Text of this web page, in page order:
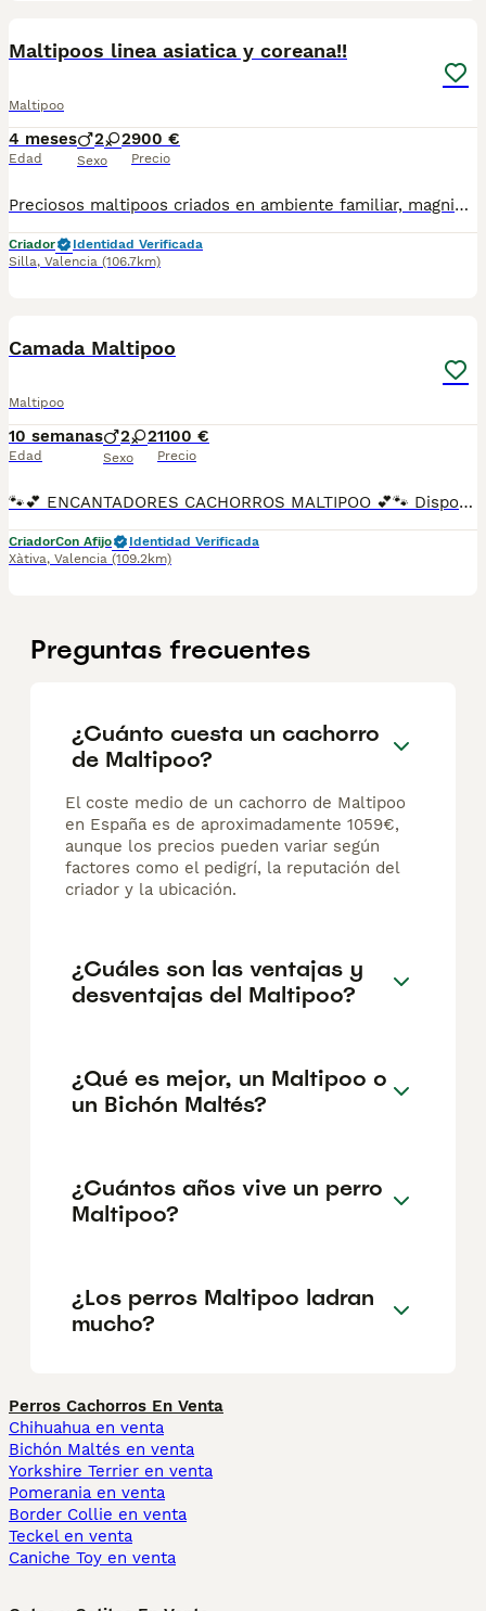
Maltipoos linea asiatica y coreana!!
Maltipoo
4 meses
Edad
2 2
Sexo
900 €
Precio
Preciosos maltipoos criados en ambiente familiar, magnificas instalaciones y muy bien sociabilizados🥰 maltipoos de las mejores lineas coreanas y asiaticas! Estamos cerca de Benidorm, Alicante, Castellon, Denia, Valencia, Madrid, Barcelona. 627/88/78/27 Nuestros peques se entregan vacunados, desparasitados, con microchip y pasaporte, con informe veterinario de salud, garantia virica y genética por escrito y pedigree opcional. 💯ATENCIÓN PERSONALIZADA💯 TELEFONO Y WHATSAPP 627/88/78/27, Si buscas exclusividad y calidad en todos los aspectos escribenos para mas info y no dudes en contactar con nosotros! Te atenderemos las 24h dia, los 365 dias del año!😄 OJO!🫱Los precios siempre serán variables segun fisionomia, sexo y color. Siguenos en Facebook y tiktok! Web Alelenellminiaturas.com OJO☝️Precios desde 1000e depende de sexo, color y fisionomia del ejemplar!
Criador
Identidad Verificada
Silla, Valencia (106.7km)
Camada Maltipoo
Maltipoo
10 semanas
Edad
2 2
Sexo
1100 €
Precio
🐾💕 ENCANTADORES CACHORROS MALTIPOO 💕🐾 Disponibles preciosos cachorros de Maltipoo, criados en un entorno familiar y atendidos desde su nacimiento con dedicación y los mejores cuidados. ✨ Nuestros pequeños destacan por su carácter dulce, sociable y cariñoso, siendo una opción ideal para familias, parejas o personas que buscan un compañero alegre y muy apegado a sus dueños. ✅ Pedigree ✅ Vacunados según su edad ✅ Desparasitados ✅ Revisión veterinaria ✅ Cartilla sanitaria ✅ Núcleo Zoológico autorizado ✅ Socialización temprana 🏆 Los padres proceden de excelentes líneas y participan en exposiciones caninas, obteniendo muy buenas calificaciones por su calidad, estructura y temperamento equilibrado. 🏡 Criados dentro del hogar, acostumbrados a los sonidos cotidianos y al contacto diario con personas para favorecer una adaptación sencilla a su nueva familia. 🐶 Inteligentes y fáciles de educar. 🐶 Muy afectuosos y juguetones. 🐶 Ideales para convivencia en familia. 💶 Precio: 🐾 Machos: 1.100 € 🐾 Hembras: 1.200 € 📸 Disponemos de fotografías y vídeos actualizados de los cachorros y sus progenitores. 📩 Contacta con nosotros para más información o para reservar tu cachorro. Buscamos hogares responsables donde nuestros pequeños continúen recibiendo el cariño y la atención que merecen.
CriadorCon Afijo
Identidad Verificada
Xàtiva, Valencia (109.2km)
Preguntas frecuentes
¿Cuánto cuesta un cachorro
de Maltipoo?
El coste medio de un cachorro de Maltipoo
en España es de aproximadamente 1059€,
aunque los precios pueden variar según
factores como el pedigrí, la reputación del
criador y la ubicación.
¿Cuáles son las ventajas y
desventajas del Maltipoo?
¿Qué es mejor, un Maltipoo o
un Bichón Maltés?
¿Cuántos años vive un perro
Maltipoo?
¿Los perros Maltipoo ladran
mucho?
Perros Cachorros En Venta
Chihuahua en venta
Bichón Maltés en venta
Yorkshire Terrier en venta
Pomerania en venta
Border Collie en venta
Teckel en venta
Caniche Toy en venta